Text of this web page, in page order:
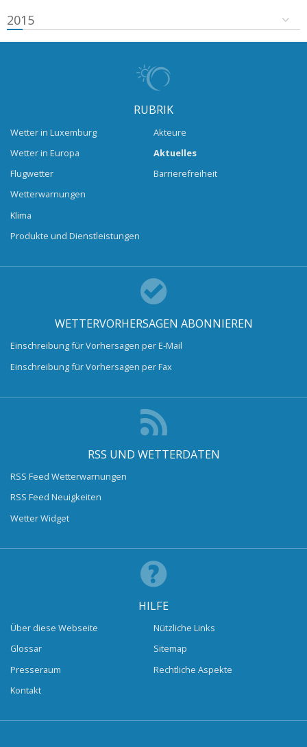
2015
RUBRIK
Wetter in Luxemburg
Wetter in Europa
Flugwetter
Wetterwarnungen
Klima
Produkte und Dienstleistungen
Akteure
Aktuelles
Barrierefreiheit
WETTERVORHERSAGEN ABONNIEREN
Einschreibung für Vorhersagen per E-Mail
Einschreibung für Vorhersagen per Fax
RSS UND WETTERDATEN
RSS Feed Wetterwarnungen
RSS Feed Neuigkeiten
Wetter Widget
HILFE
Über diese Webseite
Glossar
Presseraum
Kontakt
Nützliche Links
Sitemap
Rechtliche Aspekte